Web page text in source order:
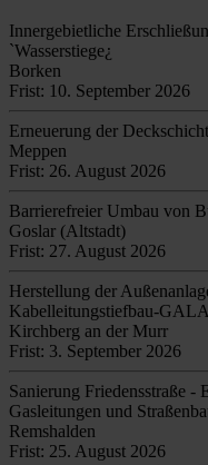
Innergebietliche
`Wasserstiege¿
Borken
Frist: 10. September 2026
Erneuerung der
Meppen
Frist: 26. August 2026
Barrierefreier Umbau von
Goslar (Altstadt)
Frist: 27. August 2026
Herstellung der
Kabelleitungstiefbau-
Kirchberg an der Murr
Frist: 3. September 2026
Sanierung Friedensstraße -
Gasleitungen und
Remshalden
Frist: 25. August 2026